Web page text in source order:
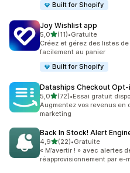
Built for Shopify
Joy Wishlist app
5,0étoile(s) sur 5
(11)
11 avis au total
•Gratuite
Créez et gérez des listes
facilement au panier
Built for Shopify
Dataships Checkout
5,0étoile(s) sur 5
(72)
72 avis au total
•Essai gratuit
Augmentez vos revenus en
marketing
Back In Stock! Alert
4,9étoile(s) sur 5
(22)
22 avis au total
•Gratuite
« M’avertir ! » avec alertes
réapprovisionnement par e-